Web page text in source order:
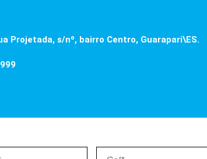
Projetada, s/nº, bairro Centro, Guarapari\ES.